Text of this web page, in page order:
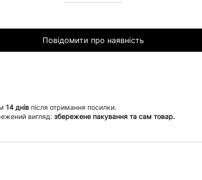
Повідомити про наявність
14 днівпісля отримання посилки.
вигляд: збережене пакування та сам товар.